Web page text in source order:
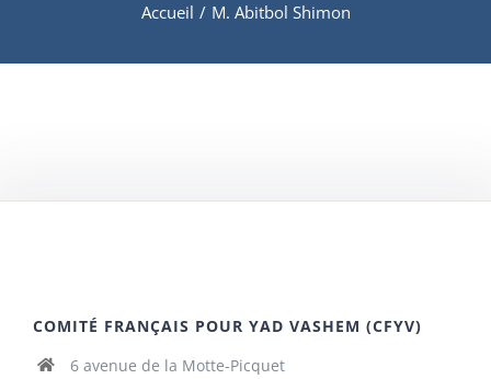
Accueil / M. Abitbol Shimon
COMITÉ FRANÇAIS POUR YAD VASHEM (CFYV)
6 avenue de la Motte-Picquet